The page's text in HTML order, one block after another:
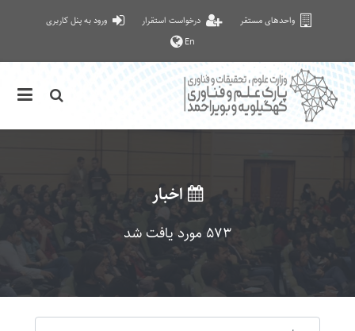
واحدهای مستقر درخواست استقرار
ورود به پنل کاربری
En
اخبار
573 مورد یافت شد